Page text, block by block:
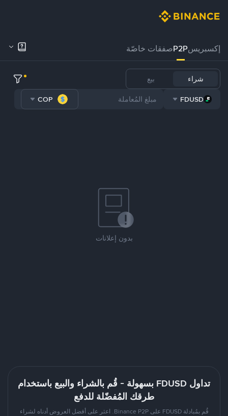
إكسبريسP2Pصفقات خاصّة
شراء بيع
FDUSD
COP
بدون إعلانات
تداول FDUSD بسهولة - قُم بالشراء والبيع باستخدام
طرقك المُفضّلة للدفع
قُم بمُبادلة FDUSD على Binance P2P. اعثر على أفضل العروض أدناه لشراء